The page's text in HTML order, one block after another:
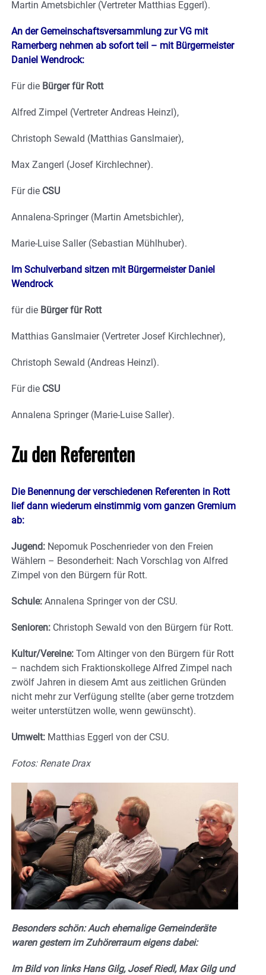
Martin Ametsbichler (Vertreter Matthias Eggerl).
An der Gemeinschaftsversammlung zur VG mit
Ramerberg nehmen ab sofort teil – mit Bürgermeister
Daniel Wendrock:
Für die Bürger für Rott
Alfred Zimpel (Vertreter Andreas Heinzl),
Christoph Sewald (Matthias Ganslmaier),
Max Zangerl (Josef Kirchlechner).
Für die CSU
Annalena-Springer (Martin Ametsbichler),
Marie-Luise Saller (Sebastian Mühlhuber).
Im Schulverband sitzen mit Bürgermeister Daniel
Wendrock
für die Bürger für Rott
Matthias Ganslmaier (Vertreter Josef Kirchlechner),
Christoph Sewald (Andreas Heinzl).
Für die CSU
Annalena Springer (Marie-Luise Saller).
Zu den Referenten
Die Benennung der verschiedenen Referenten in Rott
lief dann wiederum einstimmig vom ganzen Gremium
ab:
Jugend: Nepomuk Poschenrieder von den Freien
Wählern – Besonderheit: Nach Vorschlag von Alfred
Zimpel von den Bürgern für Rott.
Schule: Annalena Springer von der CSU.
Senioren: Christoph Sewald von den Bürgern für Rott.
Kultur/Vereine: Tom Altinger von den Bürgern für Rott
– nachdem sich Fraktionskollege Alfred Zimpel nach
zwölf Jahren in diesem Amt aus zeitlichen Gründen
nicht mehr zur Verfügung stellte (aber gerne trotzdem
weiter unterstützen wolle, wenn gewünscht).
Umwelt: Matthias Eggerl von der CSU.
Fotos: Renate Drax
Besonders schön: Auch ehemalige Gemeinderäte
waren gestern im Zuhörerraum eigens dabei:
Im Bild von links Hans Gilg, Josef Riedl, Max Gilg und